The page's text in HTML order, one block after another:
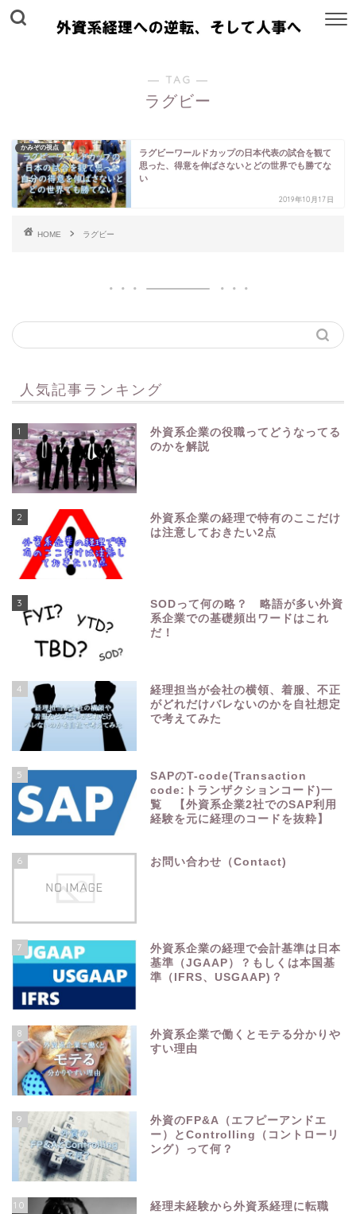
― TAG ―
ラグビー
かみぞの視点
ラグビーワールドカップの日本代表の試合を観て
思った、得意を伸ばさないとどの世界でも勝てな
い
2019年10月17日
HOME ラグビー
人気記事ランキング
1
外資系企業の役職ってどうなってる
のかを解説
2
外資系企業の経理で特有のここだけ
は注意しておきたい2点
3
SODって何の略？ 略語が多い外資
系企業での基礎頻出ワードはこれ
だ！
4
経理担当が会社の横領、着服、不正
がどれだけバレないのかを自社想定
で考えてみた
5
SAPのT-code(Transaction
code:トランザクションコード)一
覧 【外資系企業2社でのSAP利用
経験を元に経理のコードを抜粋】
6 お問い合わせ（Contact)
7
外資系企業の経理で会計基準は日本
基準（JGAAP）？もしくは本国基
準（IFRS、USGAAP)？
8
外資系企業で働くとモテる分かりや
すい理由
9
外資のFP&A（エフピーアンドエ
ー）とControlling（コントローリ
ング）って何？
10
経理未経験から外資系経理に転職